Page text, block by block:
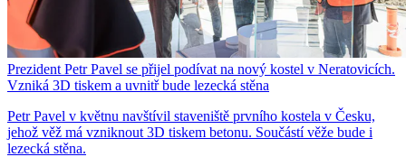
Prezident Petr Pavel se přijel podívat na nový kostel v Neratovicích.
Vzniká 3D tiskem a uvnitř bude lezecká stěna
Petr Pavel v květnu navštívil staveniště prvního kostela v Česku,
jehož věž má vzniknout 3D tiskem betonu. Součástí věže bude i
lezecká stěna.